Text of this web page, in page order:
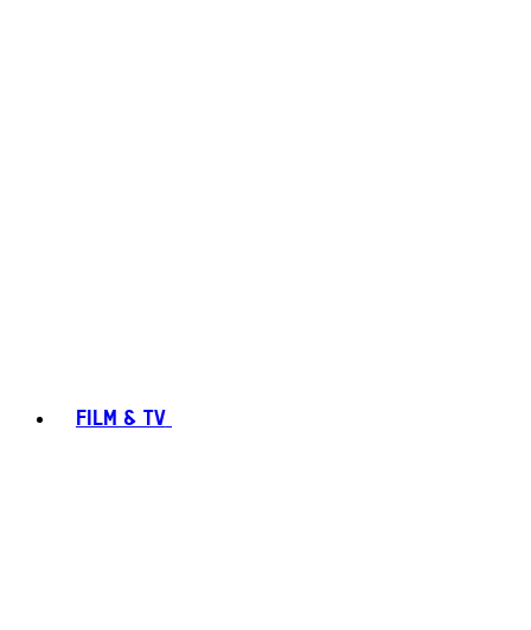
FILM & TV